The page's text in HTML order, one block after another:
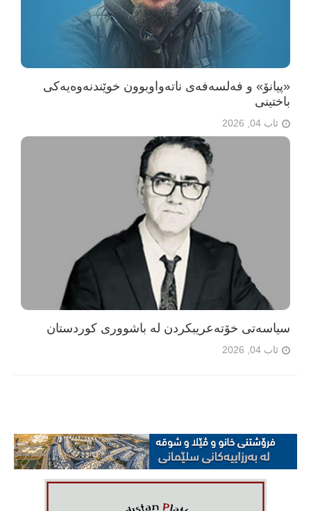
«پیانۆ» و فەلسەفەی ناتەواوبوون خوێندنەوەیەکی
باختینی
ئاب 04, 2026
سیاسەتی خۆتەعریبکردن لە باشووری کوردستان
ئاب 04, 2026